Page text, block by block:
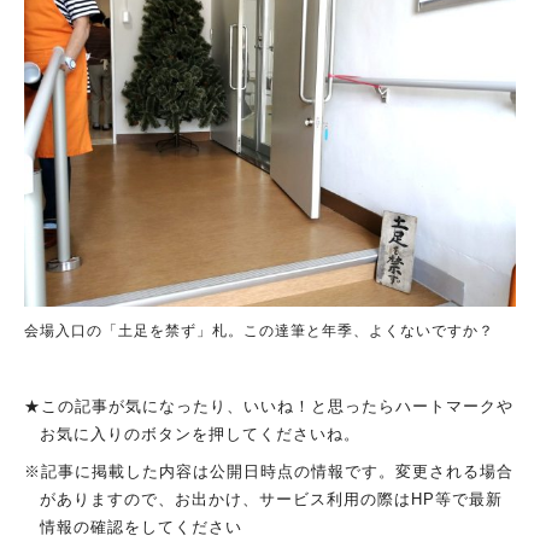
会場入口の「土足を禁ず」札。この達筆と年季、よくないですか？
★この記事が気になったり、いいね！と思ったらハートマークや
お気に入りのボタンを押してくださいね。
※記事に掲載した内容は公開日時点の情報です。変更される場合
がありますので、お出かけ、サービス利用の際はHP等で最新
情報の確認をしてください